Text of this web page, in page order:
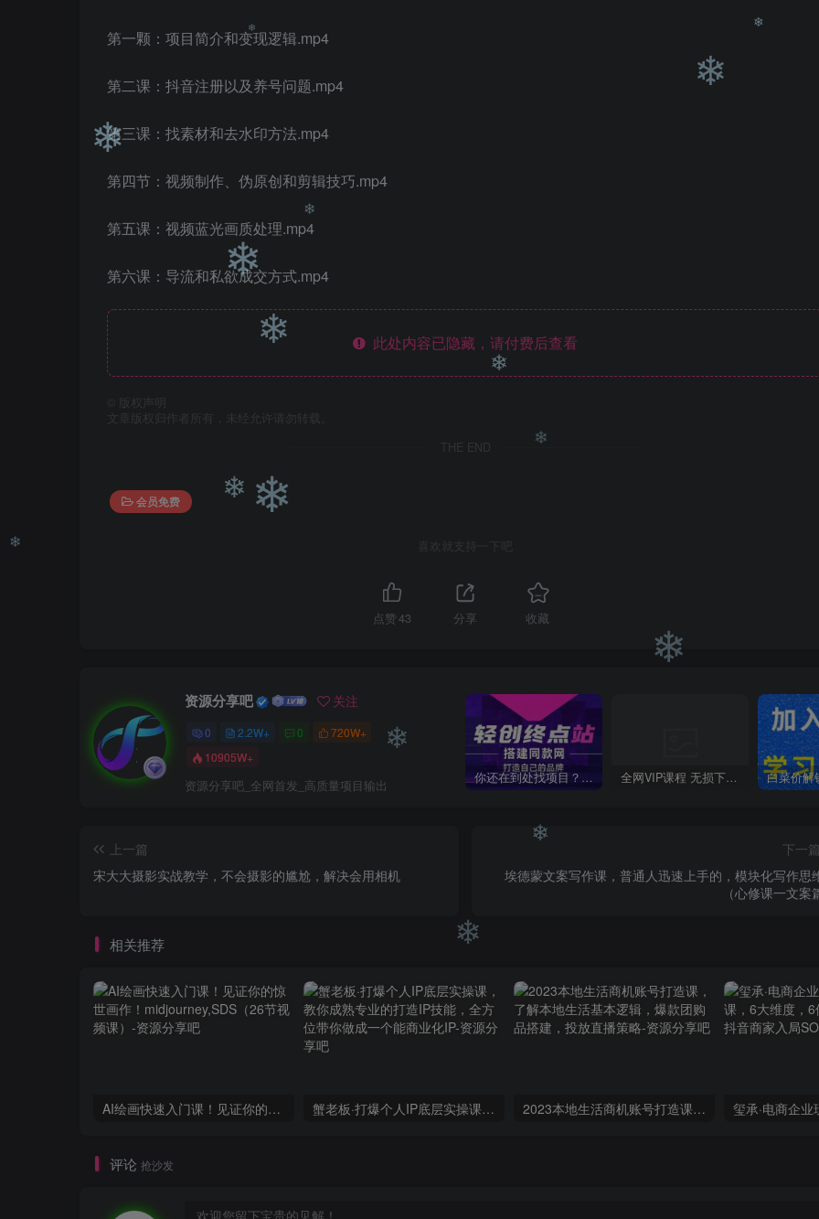
第一颗：项目简介和变现逻辑.mp4
第二课：抖音注册以及养号问题.mp4
第三课：找素材和去水印方法.mp4
第四节：视频制作、伪原创和剪辑技巧.mp4
第五课：视频蓝光画质处理.mp4
第六课：导流和私欲成交方式.mp4
此处内容已隐藏，请付费后查看
版权声明
文章版权归作者所有，未经允许请勿转载。
THE END
会员免费
喜欢就支持一下吧
点赞43 分享 收藏
资源分享吧 关注
0 2.2W+ 0
720W+
10905W+
资源分享吧_全网首发_高质量项目输出 你还在到处找项目？还在当韭菜？我靠卖项目一个月收入5万+，曾经我也是个失败者。 全网VIP课程 无损下载~
上一篇
宋大大‮影摄‬实战教学，不会摄影的尴尬，解决会用相机
下一篇
埃德蒙文案写作课，普通人迅速上手的，模块化写作思
（心修课一文案
相关推荐
AI绘画快速入门课！见证你的惊世画作！midjourney,SDS（26节视频课） 蟹老板·打爆个人IP底层实操课，教你成熟专业的打造IP技能，全方位带你做成一个能商业化IP 2023本地生活商机账号打造课，​了解本地生活基本逻辑，爆款团购品搭建，投放直播策略
评论 抢沙发
❄
❄
❄
❄